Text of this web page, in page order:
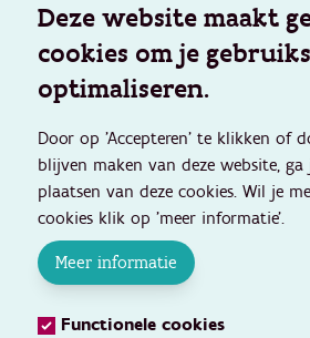
Deze website maakt
cookies om je
optimaliseren.
Door op 'Accepteren' te klikken of
blijven maken van deze website,
plaatsen van deze cookies. Wil je
cookies klik op 'meer informatie'.
Meer informatie
Functionele cookies